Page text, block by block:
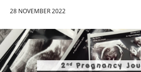
28 NOVEMBER 2022